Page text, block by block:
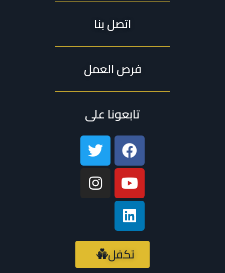
اتصل بنا
فرص العمل
تابعونا على
تكفل